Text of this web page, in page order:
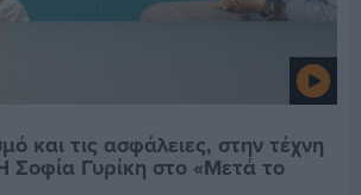
και τις ασφάλειες, στην τέχνη
Σοφία Γυρίκη στο «Μετά το